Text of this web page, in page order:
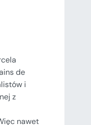
de
i
z
nawet